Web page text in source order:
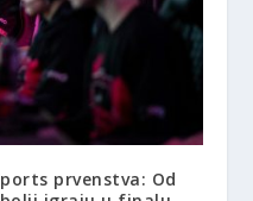
prvenstva: Od